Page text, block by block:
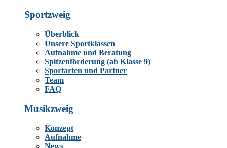
Sportzweig
Überblick
Unsere Sportklassen
Aufnahme und Beratung
Spitzenförderung (ab Klasse 9)
Sportarten und Partner
Team
FAQ
Musikzweig
Konzept
Aufnahme